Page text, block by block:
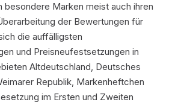
besondere Marken meist auch ihren
der Bewertungen für
die auffälligsten
und Preisneufestsetzungen in
Altdeutschland, Deutsches
Republik, Markenheftchen
im Ersten und Zweiten